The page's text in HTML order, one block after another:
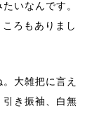
いなんです。
ろもありまし
大雑把に言え
き振袖、白無